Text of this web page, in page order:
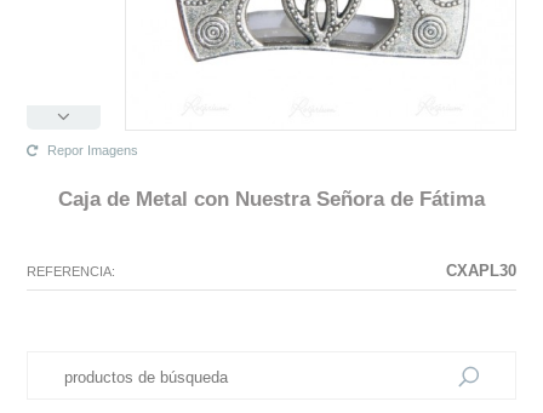
Repor Imagens
Caja de Metal con Nuestra Señora de Fátima
momento.
REFERENCIA: CXAPL30